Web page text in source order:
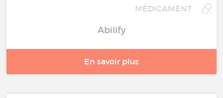
MÉDICAMENT
Abilify
En savoir plus